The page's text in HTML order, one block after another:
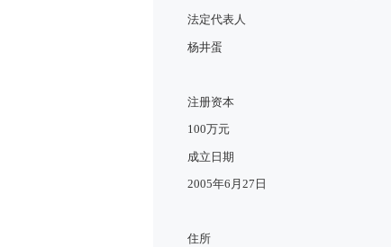
法定代表人
杨井蛋
注册资本
100万元
成立日期
2005年6月27日
住所